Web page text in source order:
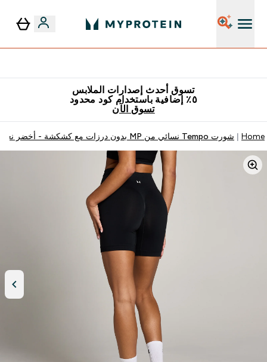
تسوق أحدث إصدارات الملابس
٥٪ إضافية باستخدام كود محدود
تسوق الآن
Home شورت Tempo نسائي من MP بدون درزات مع كشكشة - أخضر نعناعي